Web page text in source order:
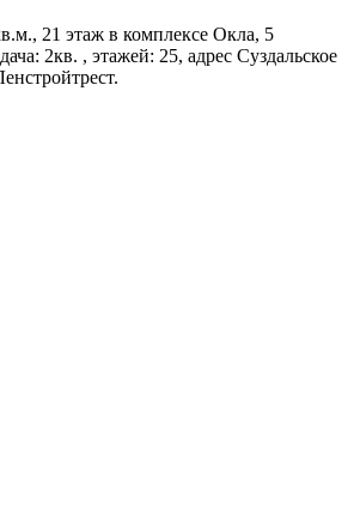
21 этаж в комплексе Окла, 5
2кв. , этажей: 25, адрес Суздальское